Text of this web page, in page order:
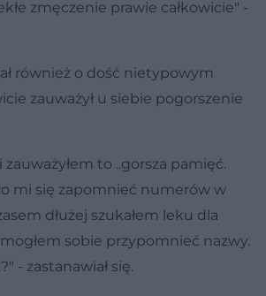
zmęczenie prawie całkowicie" -
również o dość nietypowym
zauważył u siebie pogorszenie
to ..gorsza pamięć.
mi się zapomnieć numerów w
dłużej szukałem leku dla
sobie przypomnieć nazwy.
- zastanawiał się.